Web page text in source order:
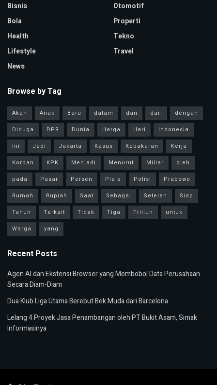
Bisnis
Bola
Health
Lifestyle
News
Otomotif
Properti
Tekno
Travel
Browse by Tag
Akan Anak Baru dalam dan dari
dengan
Diduga
DPR Dunia Harga Hari
Indonesia
Ini
Jadi Jakarta Kasus Kebakaran
Kerja
Korban
KPK Menjadi Menurut Miliar
oleh
pada
Pasar Persen Piala Polisi
Prabowo
Rumah
Rupiah Saat Sebagai Setelah
Siap
Tahun
Terkait Tidak Tiga Triliun
untuk
Warga
yang
Recent Posts
Agen AI dan Ekstensi Browser yang Membobol Data Perusahaan
Secara Diam-Diam
Dua Klub Liga Utama Berebut Bek Muda dari Barcelona
Lelang 4 Proyek Jasa Penambangan oleh PT Bukit Asam, Simak
Informasinya